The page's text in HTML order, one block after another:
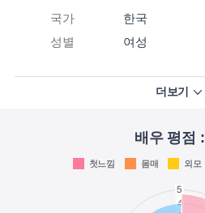
국가
한국
성별
여성
더보기
배우 평점 :
첫느낌 몸매 외모